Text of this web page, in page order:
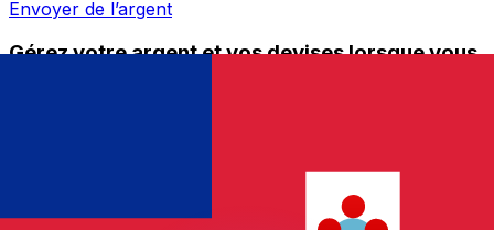
Envoyer de l’argent
Gérez votre argent et vos devises lorsque vous
et la gestion de vos devises. Convertissez des devises,
l'argent à l'étranger sans frais cachés. Téléchargez